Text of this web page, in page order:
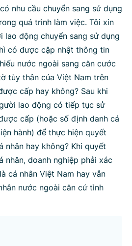
Nhập lại
nhu cầu chuyển sang sử dụng
quá trình làm việc. Tôi xin
lao động chuyển sang sử dụng
có được cập nhật thông tin
nước ngoài sang căn cước
tùy thân của Việt Nam trên
cấp hay không? Sau khi
lao động có tiếp tục sử
cấp (hoặc số định danh cá
hành) để thực hiện quyết
nhân hay không? Khi quyết
nhân, doanh nghiệp phải xác
cá nhân Việt Nam hay vẫn
nước ngoài căn cứ tình